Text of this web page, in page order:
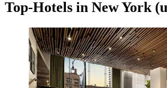
Top-Hotels in New York